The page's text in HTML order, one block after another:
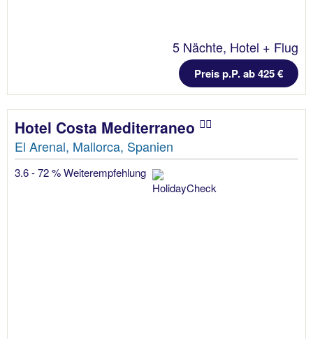
5 Nächte, Hotel + Flug
Preis p.P. ab 425 €
Hotel Costa Mediterraneo
El Arenal, Mallorca, Spanien
3.6 - 72 % Weiterempfehlung